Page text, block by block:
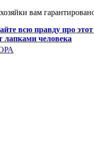
вам
всю правду про этот
человека